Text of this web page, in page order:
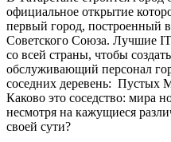
официальное открытие
первый город, построенный
Советского Союза. Лучшие
со всей страны, чтобы
обслуживающий персонал
соседних деревень: Пустых
Каково это соседство: мира
несмотря на кажущиеся
своей сути?